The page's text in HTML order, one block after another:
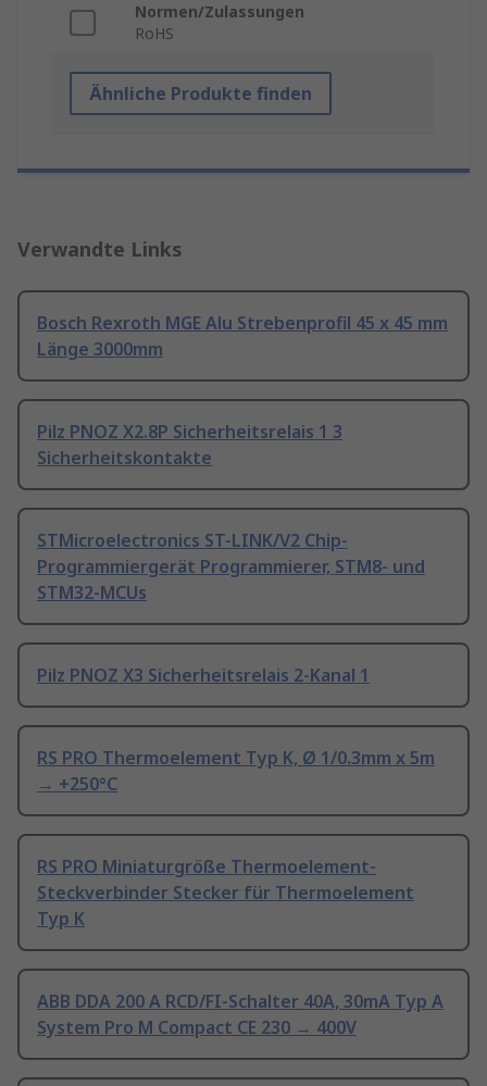
Normen/Zulassungen
RoHS
Ähnliche Produkte finden
Verwandte Links
Bosch Rexroth MGE Alu Strebenprofil 45 x 45 mm
Länge 3000mm
Pilz PNOZ X2.8P Sicherheitsrelais 1 3
Sicherheitskontakte
STMicroelectronics ST-LINK/V2 Chip-
Programmiergerät Programmierer, STM8- und
STM32-MCUs
Pilz PNOZ X3 Sicherheitsrelais 2-Kanal 1
RS PRO Thermoelement Typ K, Ø 1/0.3mm x 5m
→ +250°C
RS PRO Miniaturgröße Thermoelement-
Steckverbinder Stecker für Thermoelement
Typ K
ABB DDA 200 A RCD/FI-Schalter 40A, 30mA Typ A
System Pro M Compact CE 230 → 400V